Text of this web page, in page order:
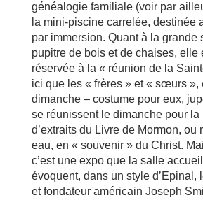
généalogie familiale (voir par
la mini-piscine carrelée, destinée
par immersion. Quant à la grande
pupitre de bois et de chaises, elle
réservée à la « réunion de la
ici que les « frères » et « sœurs »,
dimanche – costume pour eux,
se réunissent le dimanche pour la
d’extraits du Livre de Mormon, ou
eau, en « souvenir » du Christ.
c’est une expo que la salle
évoquent, dans un style d’Epinal,
et fondateur américain Joseph